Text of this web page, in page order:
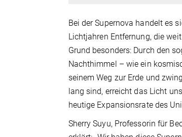
Bei der Supernova handelt es
Lichtjahren Entfernung, die
Grund besonders: Durch den
Nachthimmel – wie ein
seinem Weg zur Erde und
lang sind, erreicht das Licht
heutige Expansionsrate des
Sherry Suyu, Professorin für